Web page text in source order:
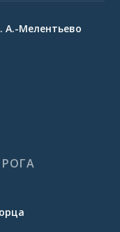
А.-Мелентьево